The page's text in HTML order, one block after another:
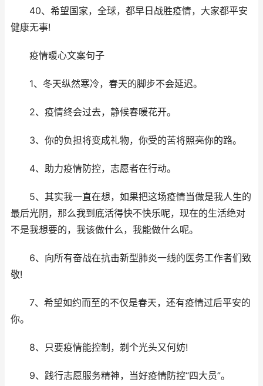
40、希望国家，全球，都早日战胜疫情，大家都平安
健康无事!
疫情暖心文案句子
1、冬天纵然寒冷，春天的脚步不会延迟。
2、疫情终会过去，静候春暖花开。
3、你的负担将变成礼物，你受的苦将照亮你的路。
4、助力疫情防控，志愿者在行动。
5、其实我一直在想，如果把这场疫情当做是我人生的
最后光阴，那么我到底活得快不快乐呢，现在的生活绝对
不是我想要的，我该做什么，我能做什么呢。
6、向所有奋战在抗击新型肺炎一线的医务工作者们致
敬!
7、希望如约而至的不仅是春天，还有疫情过后平安的
你。
8、只要疫情能控制，剃个光头又何妨!
9、践行志愿服务精神，当好疫情防控“四大员”。